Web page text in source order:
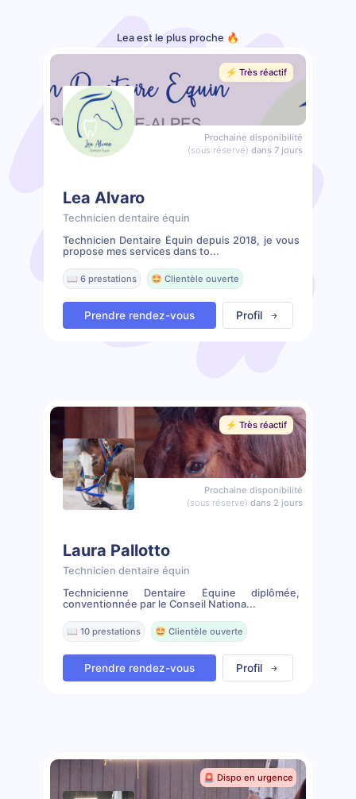
Lea est le plus proche 🔥
⚡️ Très réactif
Prochaine disponibilité
(sous réserve) dans 7 jours
Lea Alvaro
Technicien dentaire équin
Technicien Dentaire Équin depuis 2018, je vous
propose mes services dans to...
📖 6 prestations 🤩 Clientèle ouverte
Prendre rendez-vous Profil
⚡️ Très réactif
Prochaine disponibilité
(sous réserve) dans 2 jours
Laura Pallotto
Technicien dentaire équin
Technicienne Dentaire Équine diplômée,
conventionnée par le Conseil Nationa...
📖 10 prestations 🤩 Clientèle ouverte
Prendre rendez-vous Profil
🚨 Dispo en urgence